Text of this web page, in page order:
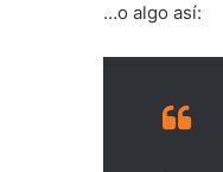
…o algo así: